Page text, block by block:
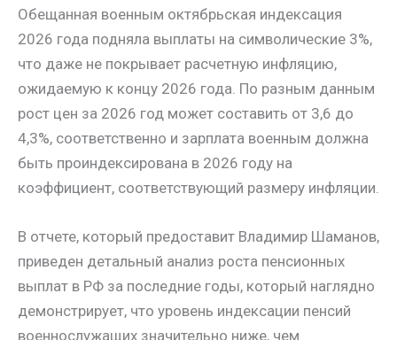
Обещанная военным октябрьская индексация
2026 года подняла выплаты на символические 3%,
что даже не покрывает расчетную инфляцию,
ожидаемую к концу 2026 года. По разным данным
рост цен за 2026 год может составить от 3,6 до
4,3%, соответственно и зарплата военным должна
быть проиндексирована в 2026 году на
коэффициент, соответствующий размеру инфляции.
В отчете, который предоставит Владимир Шаманов,
приведен детальный анализ роста пенсионных
выплат в РФ за последние годы, который наглядно
демонстрирует, что уровень индексации пенсий
военнослужащих значительно ниже, чем